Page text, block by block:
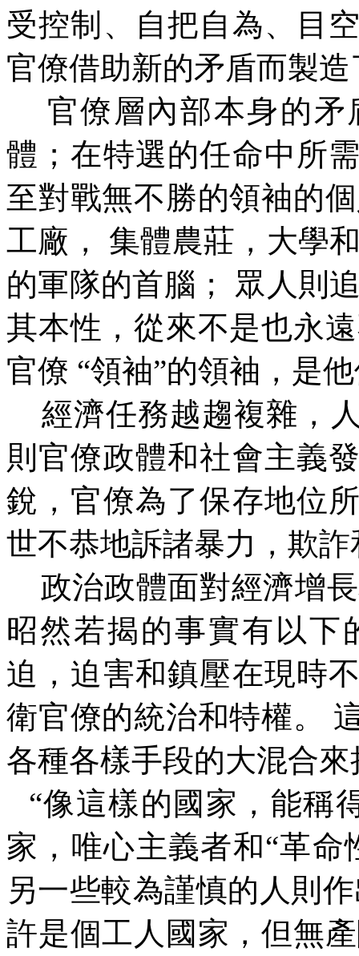
受控制、自把自為、目
官僚借助新的矛盾而製
官僚層內部本身的
體；在特選的任命中所
至對戰無不勝的領袖的
工廠，
集體農莊，大學
的軍隊的首腦；
眾人則
其本性，從來不是也永
官僚 “領袖”的領袖，是
經濟任務越趨複雜，
則官僚政體和社會主義
銳，官僚為了保存地位
世不恭地訴諸暴力，欺
政治政體面對經濟增
昭然若揭的事實有以下
迫，迫害和鎮壓在現時
衛官僚的統治和特權。
各種各樣手段的大混合
“像這樣的國家，能稱
家，唯心主義者和“革命
另一些較為謹慎的人則
許是個工人國家，但無